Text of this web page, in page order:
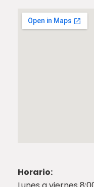
Horario: